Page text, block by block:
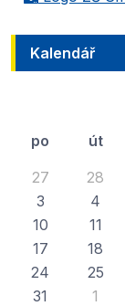
Kalendář
po út
27
28
3
4
10
11
17
18
24
25
31
1